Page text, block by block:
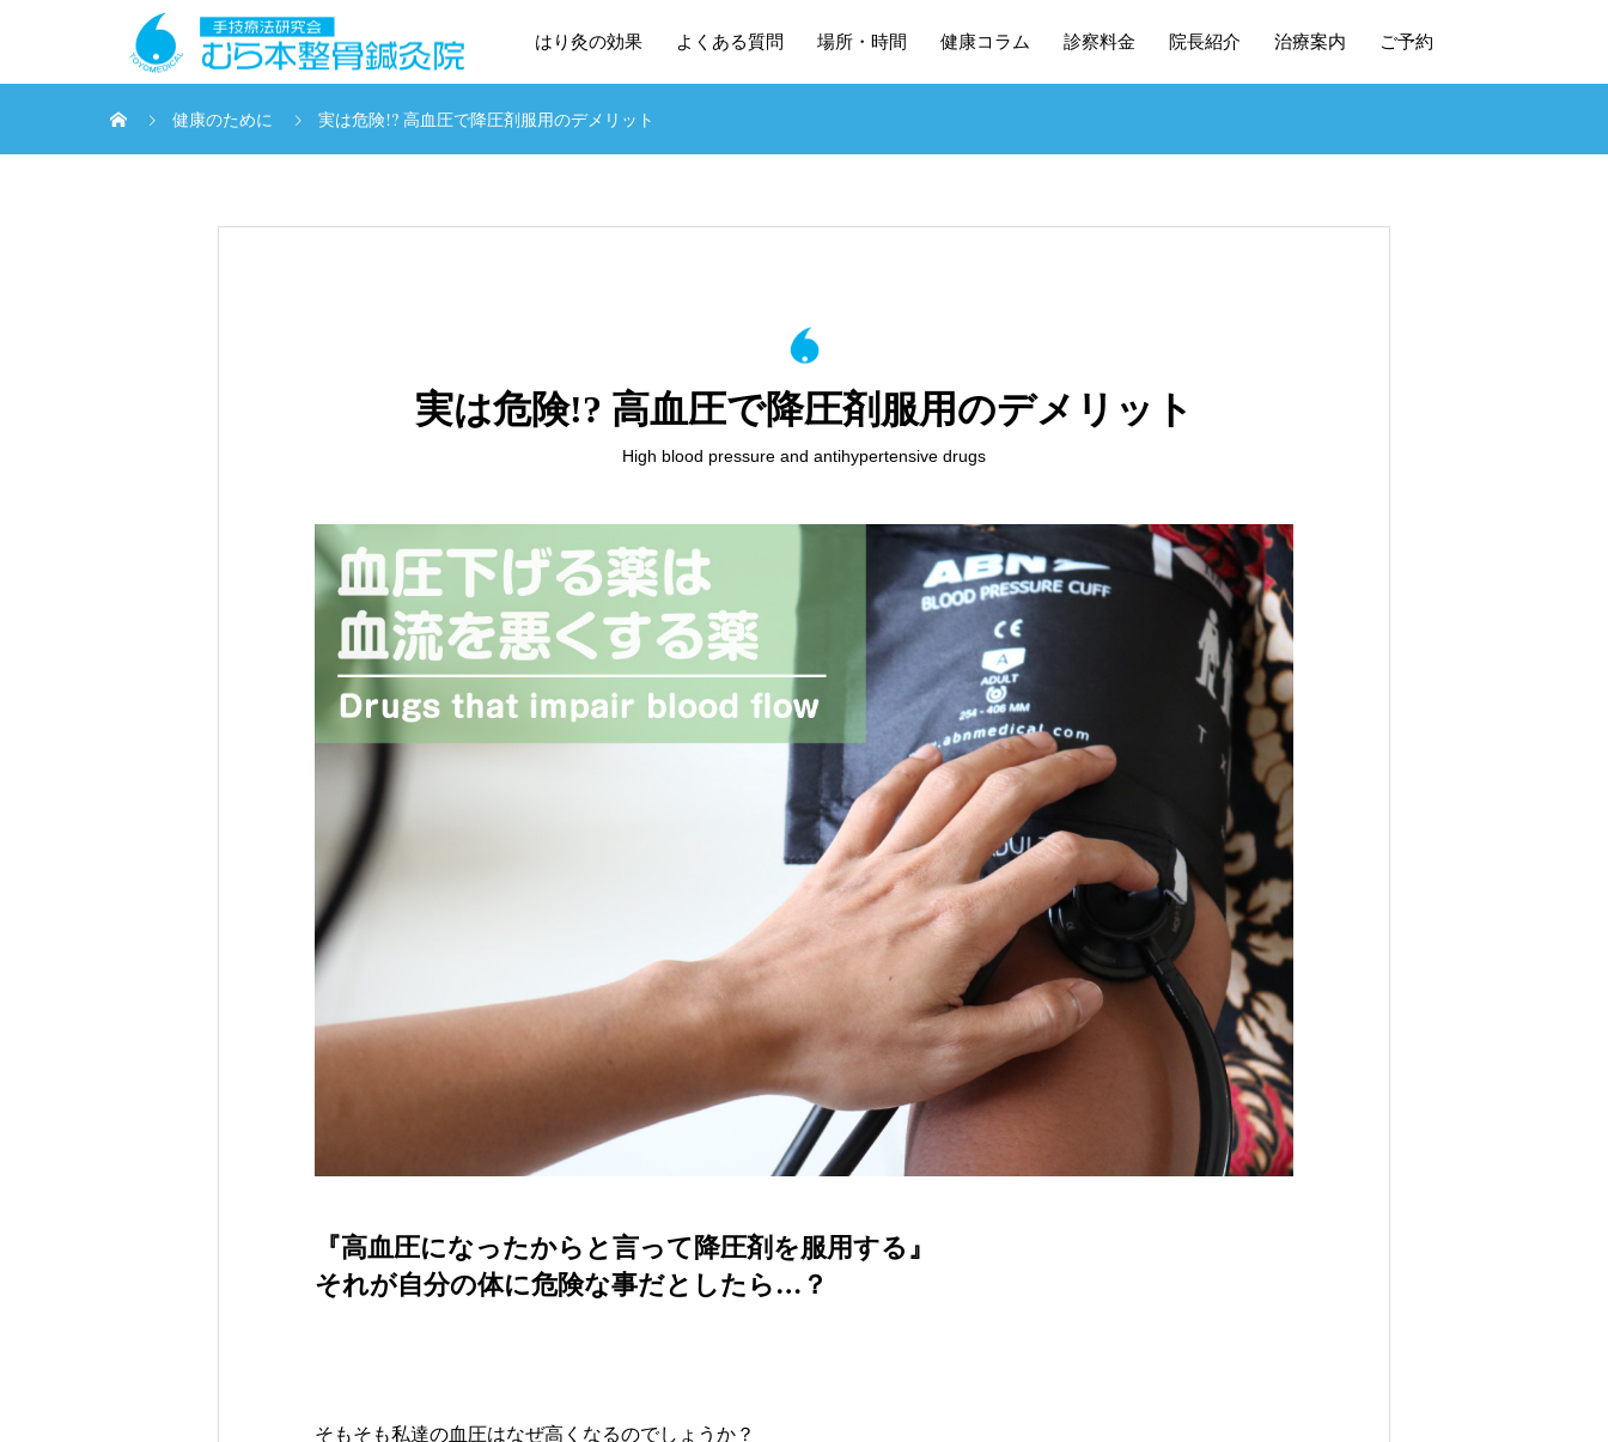
はり灸の効果 よくある質問 場所・時間 健康コラム 診察料金 院長紹介 治療案内 ご予約
健康のために 実は危険!? 高血圧で降圧剤服用のデメリット
実は危険!? 高血圧で降圧剤服用のデメリット
High blood pressure and antihypertensive drugs
『高血圧になったからと言って降圧剤を服用する』
それが自分の体に危険な事だとしたら…？
そもそも私達の血圧はなぜ高くなるのでしょうか？